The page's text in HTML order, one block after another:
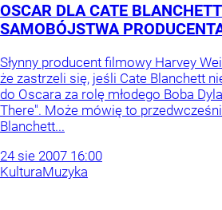
OSCAR DLA CATE
SAMOBÓJSTWA
Słynny producent filmowy Harvey
że zastrzeli się, jeśli Cate Blanchett
do Oscara za rolę młodego Boba
There". Może mówię to
Blanchett...
24 sie 2007 16:00
KulturaMuzyka